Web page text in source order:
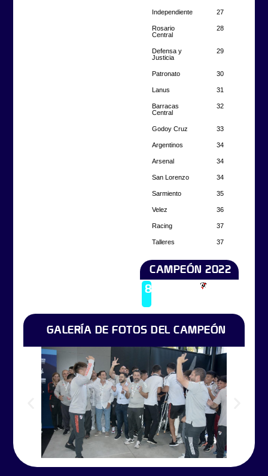
Independiente 27
Rosario
Central
28
Defensa y
Justicia
29
Patronato 30
Lanus 31
Barracas
Central
32
Godoy Cruz 33
Argentinos 34
Arsenal 34
San Lorenzo 34
Sarmiento 35
Velez 36
Racing 37
Talleres 37
CAMPEÓN 2022
8Campeón
2022
GALERÍA DE FOTOS DEL CAMPEÓN